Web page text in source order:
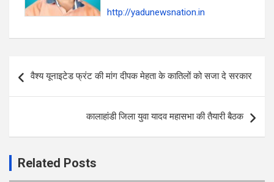
http://yadunewsnation.in
navigation
वैश्य यूनाइटेड फ्रंट की मांग दीपक मेहता के कातिलों को सजा दे सरकार
कालाहांडी जिला युवा यादव महासभा की तैयारी बैठक
Related Posts